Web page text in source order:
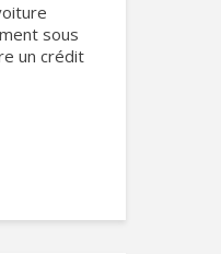
sous
un crédit